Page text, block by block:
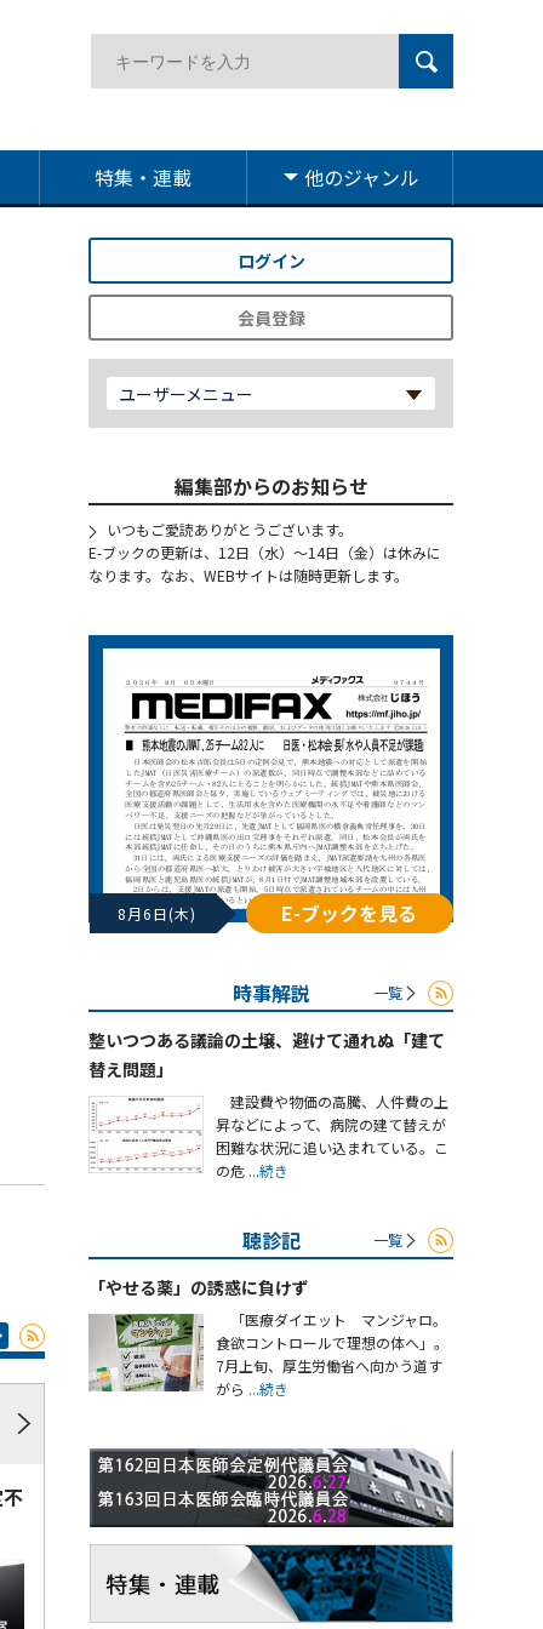
特集・連載 他のジャンル
ログイン
会員登録
ユーザーメニュー
編集部からのお知らせ
いつもご愛読ありがとうございます。
E-ブックの更新は、12日（水）～14日（金）は休みに
なります。なお、WEBサイトは随時更新します。
8月6日(木) E-ブックを見る
時事解説 一覧
整いつつある議論の土壌、避けて通れぬ「建て
替え問題」
建設費や物価の高騰、人件費の上
昇などによって、病院の建て替えが
困難な状況に追い込まれている。こ
の危 ...続き
聴診記 一覧
「やせる薬」の誘惑に負けず
「医療ダイエット マンジャロ。
食欲コントロールで理想の体へ」。
7月上旬、厚生労働省へ向かう道す
がら ...続き